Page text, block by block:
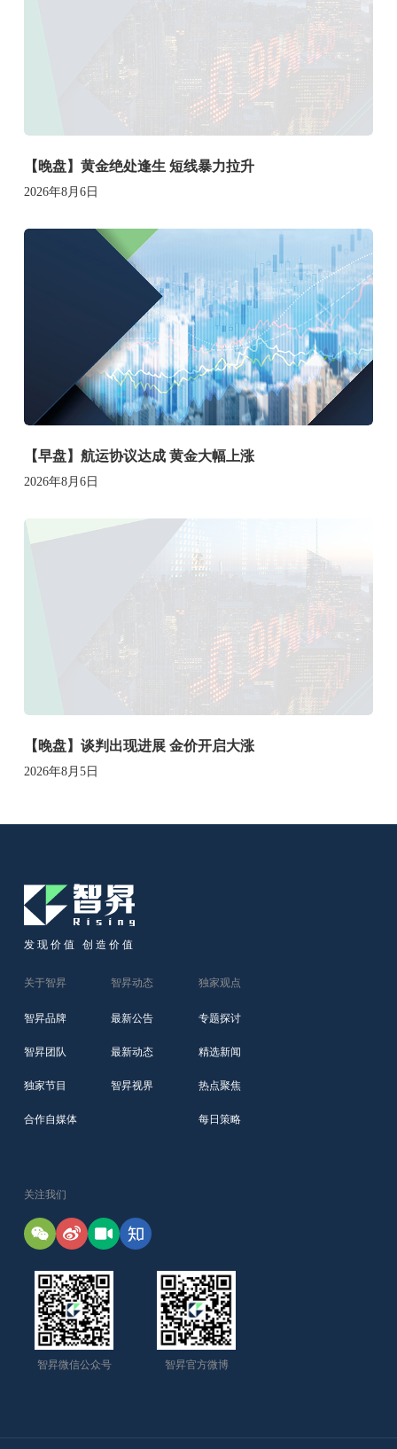
【晚盘】黄金绝处逢生 短线暴力拉升
2026年8月6日
【早盘】航运协议达成 黄金大幅上涨
2026年8月6日
【晚盘】谈判出现进展 金价开启大涨
2026年8月5日
发现价值 创造价值
关于智昇
智昇品牌
智昇团队
独家节目
合作自媒体
智昇动态
最新公告
最新动态
智昇视界
独家观点
专题探讨
精选新闻
热点聚焦
每日策略
关注我们
智昇微信公众号 智昇官方微博